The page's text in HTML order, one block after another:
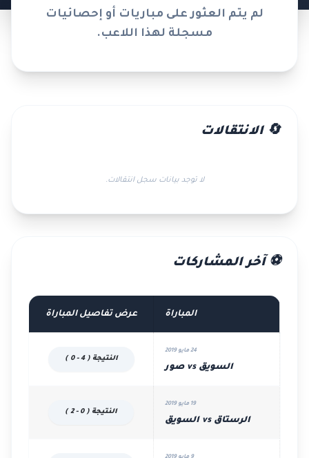
لم يتم العثور على مباريات أو إحصائيات
مسجلة لهذا اللاعب.
🔄 الانتقالات
لا توجد بيانات سجل انتقالات.
⚽ آخر المشاركات
المباراة عرض تفاصيل المباراة
24 مايو 2019
السويق vs صور
النتيجة ( 4 - 0 )
19 مايو 2019
الرستاق vs السويق
النتيجة ( 0 - 2 )